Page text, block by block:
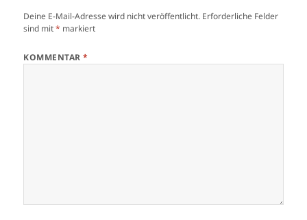
Deine E-Mail-Adresse wird nicht veröffentlicht. Erforderliche Felder
sind mit* markiert
KOMMENTAR*